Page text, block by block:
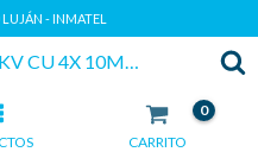
- INMATEL
CABLE SUBTERRÁNEO 1KV CU 4X 10MM2 PVC VIO
CARRITO
0